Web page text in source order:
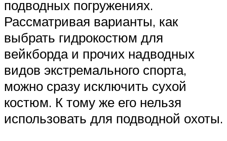
подводных погружениях.
Рассматривая варианты, как
выбрать гидрокостюм для
вейкборда и прочих надводных
видов экстремального спорта,
можно сразу исключить сухой
костюм. К тому же его нельзя
использовать для подводной охоты.